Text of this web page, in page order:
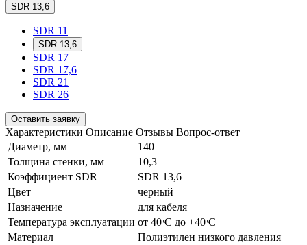
SDR 13,6
SDR 11
SDR 13,6
SDR 17
SDR 17,6
SDR 21
SDR 26
Оставить заявку
Характеристики Описание Отзывы Вопрос-ответ
Диаметр, мм
140
Толщина стенки, мм
10,3
Коэффициент SDR
SDR 13,6
Цвет
черный
Назначение
для кабеля
Температура эксплуатации от 40 ͦС до +40 ͦС
Материал
Полиэтилен низкого давления